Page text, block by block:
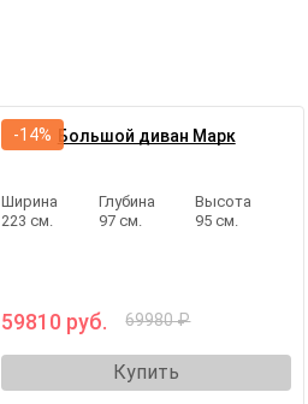
Большой диван Марк
Ширина
223 см.
Глубина
97 см.
Высота
95 см.
59810 руб. 69980 ₽
Купить
-14%